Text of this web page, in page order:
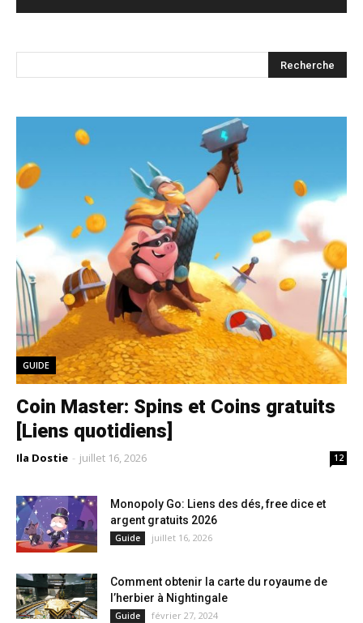
GUIDE
Coin Master: Spins et Coins gratuits
[Liens quotidiens]
Ila Dostie - juillet 16, 2026 12
Monopoly Go: Liens des dés, free dice et
argent gratuits 2026
Guide juillet 16, 2026
Comment obtenir la carte du royaume de
l’herbier à Nightingale
Guide février 27, 2024